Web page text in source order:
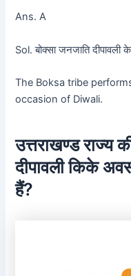
Ans. A
Sol. बोक्सा जनजाति दीपावली
The Boksa tribe
occasion of Diwali.
उत्तराखण्ड राज्य
दीपावली किके
हैं?